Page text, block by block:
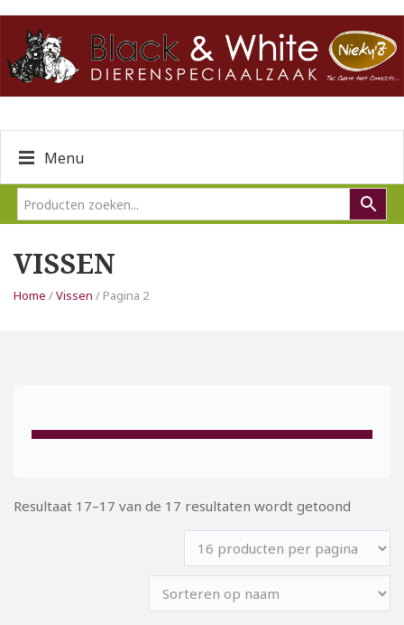
Menu
VISSEN
Home /Vissen / Pagina 2
Resultaat 17–17 van de 17 resultaten wordt getoond